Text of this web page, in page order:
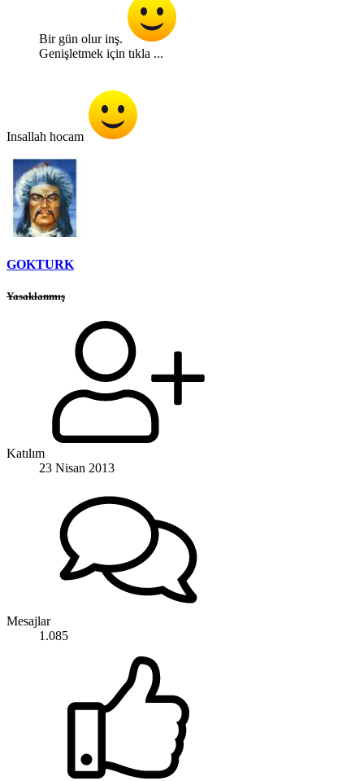
Bir gün olur inş.
Genişletmek için tıkla ...
Insallah hocam
GOKTURK
Yasaklanmış
Katılım
23 Nisan 2013
Mesajlar
1.085